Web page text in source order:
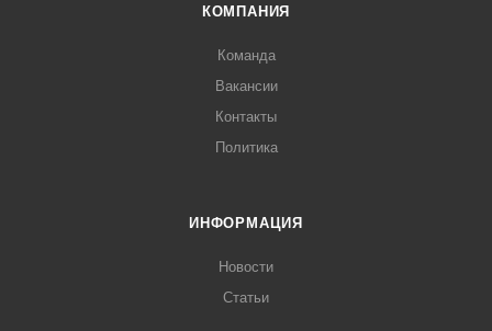
КОМПАНИЯ
Команда
Вакансии
Контакты
Политика
ИНФОРМАЦИЯ
Новости
Статьи